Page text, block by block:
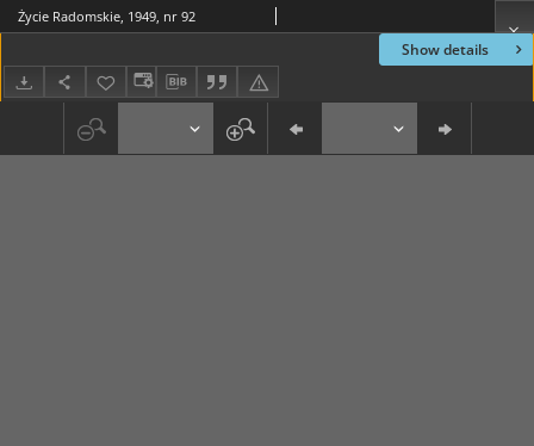
Show details
Życie Radomskie, 1949, nr 92